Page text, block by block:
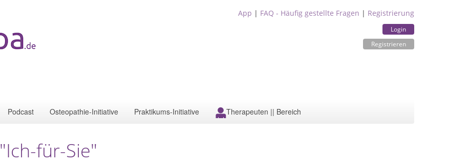
App | FAQ - Häufig gestellte Fragen | Registrierung
Login
Registrieren
Podcast Osteopathie-Initiative Praktikums-Initiative Therapeuten || Bereich
"Ich-für-Sie"